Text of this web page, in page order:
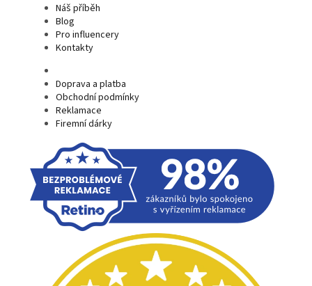
Náš příběh
Blog
Pro influencery
Kontakty
Doprava a platba
Obchodní podmínky
Reklamace
Firemní dárky